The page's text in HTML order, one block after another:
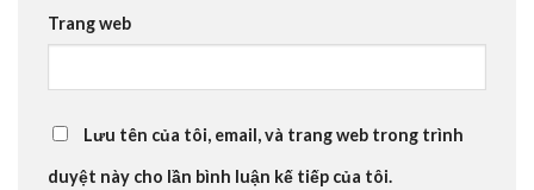
Trang web
Lưu tên của tôi, email, và trang web trong trình
duyệt này cho lần bình luận kế tiếp của tôi.